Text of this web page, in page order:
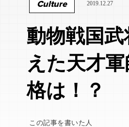
Culture 2019.12.27
動物戦国
えた天才
格は！？
この記事を書いた人